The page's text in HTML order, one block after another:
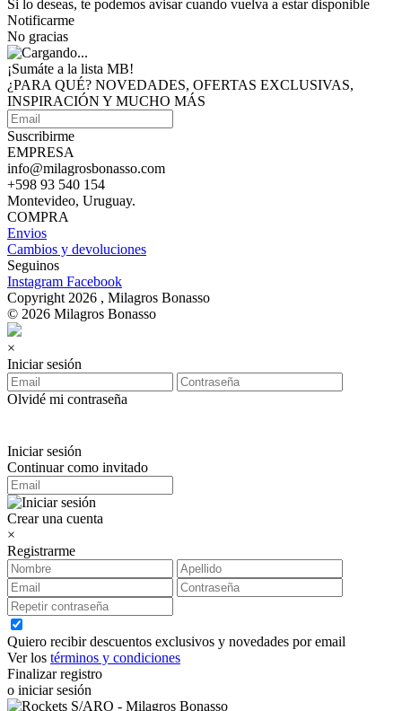
Si lo deseas, te podemos avisar cuando vuelva a estar disponible
Notificarme
No gracias
¡Sumáte a la lista MB!
¿PARA QUÉ? NOVEDADES, OFERTAS EXCLUSIVAS,
INSPIRACIÓN Y MUCHO MÁS
Suscribirme
EMPRESA
info@milagrosbonasso.com
+598 93 540 154
Montevideo, Uruguay.
COMPRA
Envios
Cambios y devoluciones
Seguinos
Instagram Facebook
Copyright 2026 , Milagros Bonasso
© 2026 Milagros Bonasso
×
Iniciar sesión
Olvidé mi contraseña
Iniciar sesión
Continuar como invitado
Crear una cuenta
×
Registrarme
Quiero recibir descuentos exclusivos y novedades por email
Ver los términos y condiciones
Finalizar registro
o iniciar sesión